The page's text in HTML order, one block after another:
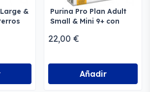
&
Purina Pro Plan Adult
Small & Mini 9+ con
22,00 €
Añadir